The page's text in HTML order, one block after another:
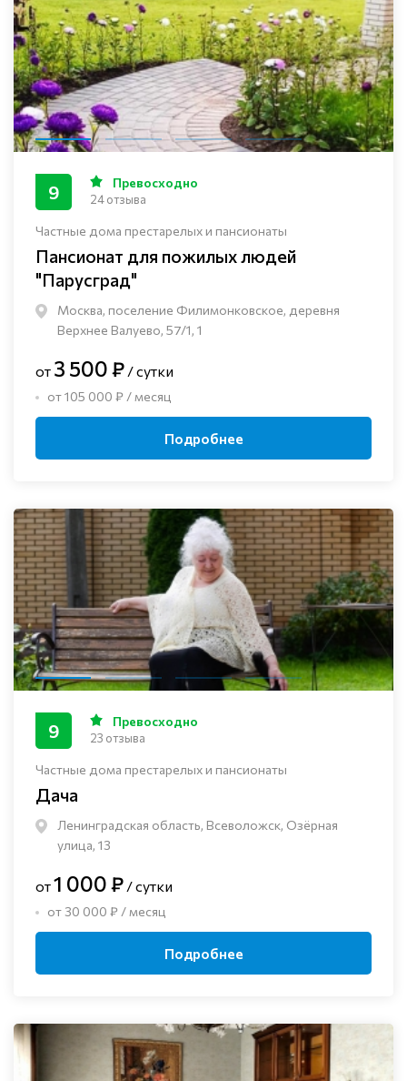
Частные дома престарелых и пансионаты
Пансионат для пожилых людей
"Парусград"
Москва, поселение Филимонковское, деревня
Верхнее Валуево, 57/1, 1
9 Превосходно
24 отзыва
от 3 500 ₽ / сутки
от 105 000 ₽ / месяц
Подробнее
Частные дома престарелых и пансионаты
Дача
Ленинградская область, Всеволожск, Озёрная
улица, 13
9 Превосходно
23 отзыва
от1 000 ₽ / сутки
от 30 000 ₽ / месяц
Подробнее